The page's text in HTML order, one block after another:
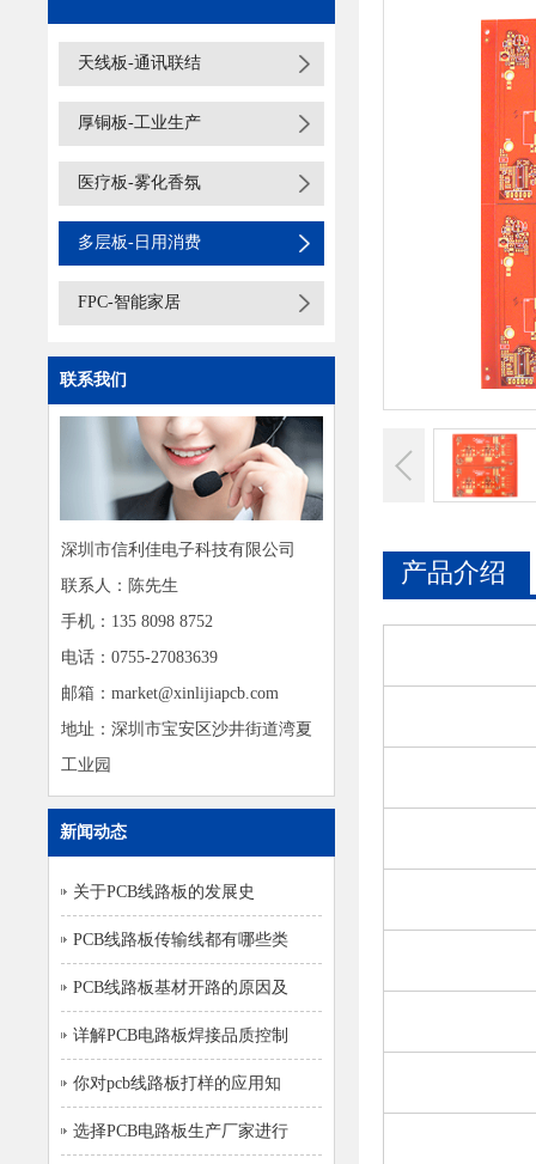
天线板-通讯联结
厚铜板-工业生产
医疗板-雾化香氛
多层板-日用消费
FPC-智能家居
联系我们
深圳市信利佳电子科技有限公司
联系人：陈先生
手机：135 8098 8752
电话：0755-27083639
邮箱：market@xinlijiapcb.com
地址：深圳市宝安区沙井街道湾夏
工业园
新闻动态
关于PCB线路板的发展史
PCB线路板传输线都有哪些类
PCB线路板基材开路的原因及
详解PCB电路板焊接品质控制
你对pcb线路板打样的应用知
选择PCB电路板生产厂家进行
产品介绍